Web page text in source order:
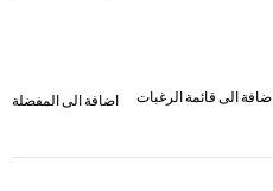
اضافة الى المفضلة الى قائمة الرغبات